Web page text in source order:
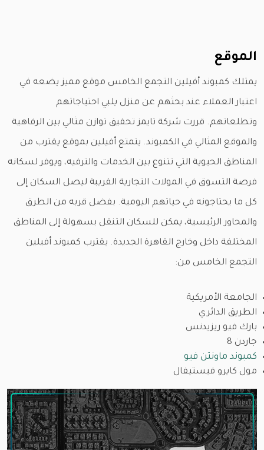
الموقع
يمتلك كمبوند أفيلين التجمع الخامس موقع مميز يضعه في
اعتبار العملاء عند بحثهم عن منزل يلبي احتياجاتهم
وتطلعاتهم. قررت شركة تايمز تحقيق توازن مثالي بين الرفاهية
والموقع المثالي في الكمبوند. يتمتع أفيلين بموقع يقترب من
المناطق الحيوية التي تتنوع بين الخدمات والترفيه، ويوفر لسكانه
فرصة التسوق في المولات التجارية القريبة ليصل السكان إلى
كل ما يحتاجونه في حياتهم اليومية. بفضل قربه من الطرق
والمحاور الرئيسية، يمكن للسكان التنقل بسهولة إلى المناطق
المختلفة داخل وخارج القاهرة الجديدة. يقترب كمبوند أفيلين
التجمع الخامس من:
الجامعة الأمريكية
الطريق الدائري
بارك فيو ريزيدنس
جاردن 8
كمبوند ماونتن فيو
مول كايرو فيستيفال